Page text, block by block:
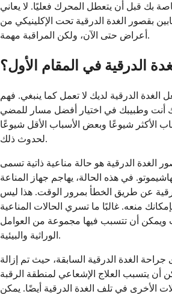
بك قبل أن يتعطل المحرك فعليًا. لا يعاني
بقصور الغدة الدرقية تحت الإكلينيكي من
أعراض حتى الآن، ولكن المراقبة مهمة.
الدرقية في المقام الأول؟
الدرقية لديك لا تعمل كما ينبغي. فهم
أنت وطبيبك في اختيار أفضل مسار للمضي
الأكثر شيوعًا وبعض الأسباب الأقل شيوعًا
لحدوث ذلك.
الغدة الدرقية هو حالة مناعية ذاتية تسمى
في هذه الحالة، يهاجم جهاز المناعة
عن طريق الخطأ بمرور الوقت. هذا ليس
منعه. غالبًا ما تسري الحالات المناعية
ويمكن أن تتسبب فيها مجموعة من العوامل
الوراثية والبيئية.
الغدة الدرقية السابقة، حيث تم إزالة
أن يتسبب العلاج الإشعاعي لمنطقة الرقبة
الأخرى في تلف الغدة الدرقية أيضًا. يمكن